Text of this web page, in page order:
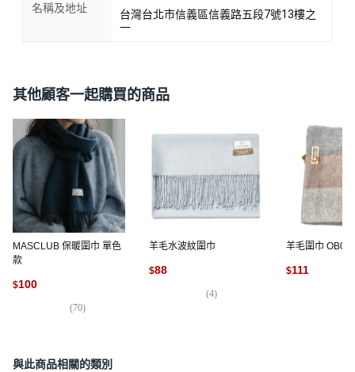
名稱及地址
台灣台北市信義區信義路五段7號13樓之
一
其他顧客一起購買的商品
MASCLUB 保暖圍巾 單色
款
$100
(70)
羊毛水波紋圍巾
$88
(4)
羊毛圍巾
$111
與此商品相關的類別